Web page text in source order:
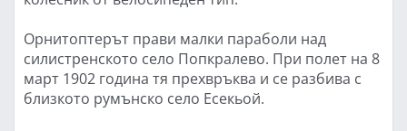
Орнитоптерът прави малки параболи над
силистренското село Попкралево. При полет на 8
март 1902 година тя прехвръква и се разбива с
близкото румънско село Есекьой.